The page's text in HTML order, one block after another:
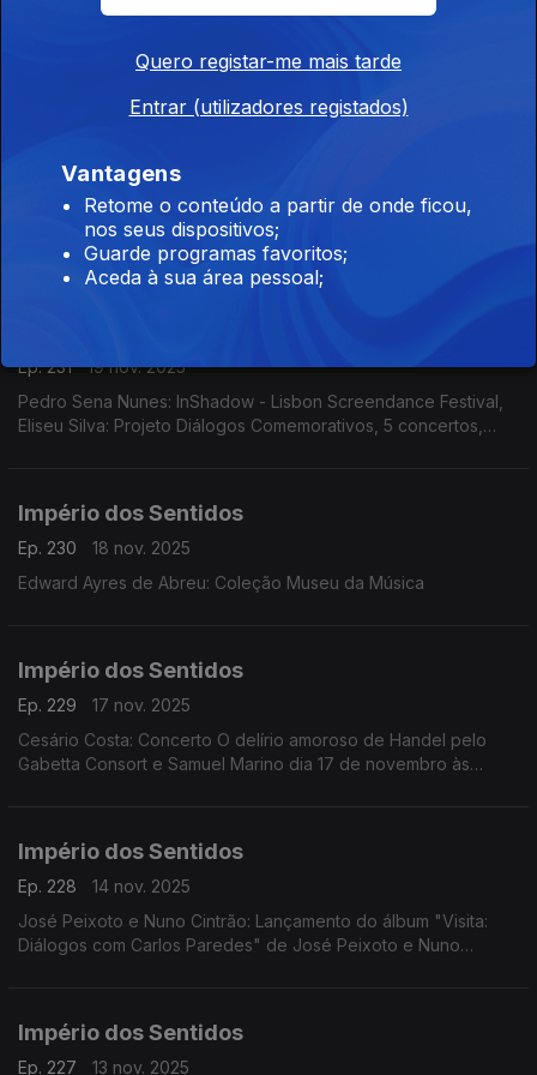
Gonçalo Duarte e Isabel Meira: Reportagem Mudança Museu
Ep. 232
20 nov. 2025
Pedro Neves: Concertos OML, direção Pedro Neves; Henrique
Fialho: Teatro da Rainha, "Órfãos" de Dennis Kelly; Isabel
Meira: Reportagem Cacofone
Ep. 231
19 nov. 2025
Pedro Sena Nunes: InShadow - Lisbon Screendance Festival,
Eliseu Silva: Projeto Diálogos Comemorativos, 5 concertos,
Império dos Sentidos
Ep. 230
18 nov. 2025
Edward Ayres de Abreu: Coleção Museu da Música
Império dos Sentidos
Ep. 229
17 nov. 2025
Cesário Costa: Concerto O delírio amoroso de Handel pelo
Gabetta Consort e Samuel Marino dia 17 de novembro às
Império dos Sentidos
Ep. 228
14 nov. 2025
José Peixoto e Nuno Cintrão: Lançamento do álbum "Visita:
Diálogos com Carlos Paredes" de José Peixoto e Nuno
Império dos Sentidos
Ep. 227 13 nov. 2025
Quero registar-me mais tarde
Entrar (utilizadores registados)
Vantagens
Retome o conteúdo a partir de onde ficou,
nos seus dispositivos;
Guarde programas favoritos;
Aceda à sua área pessoal;